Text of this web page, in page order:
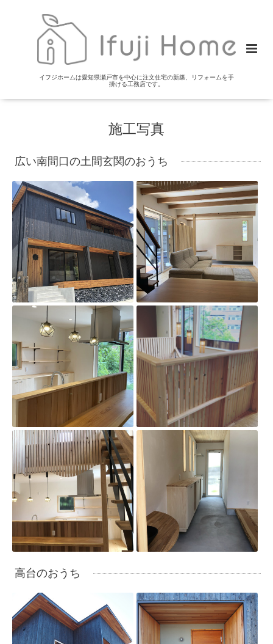
イフジホームは愛知県瀬戸市を中心に注文住宅の新築、リフォームを手
掛ける工務店です。
施工写真
広い南間口の土間玄関のおうち
高台のおうち